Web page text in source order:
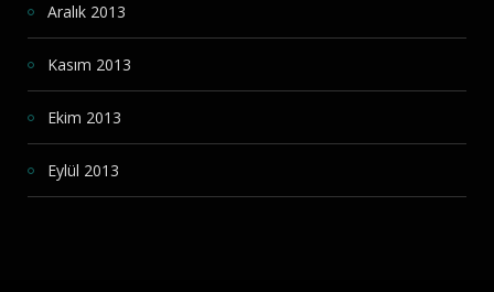
Aralık 2013
Kasım 2013
Ekim 2013
Eylül 2013